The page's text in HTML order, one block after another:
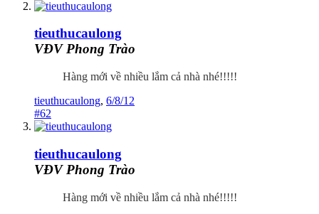
tieuthucaulong
VĐV Phong Trào
Hàng mới về nhiều lắm cả nhà nhé!!!!!
tieuthucaulong, 6/8/12
#62
tieuthucaulong
VĐV Phong Trào
Hàng mới về nhiều lắm cả nhà nhé!!!!!